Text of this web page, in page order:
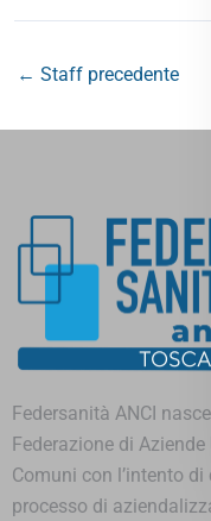
← Staff precedente
Federsanità ANCI
Federazione di
Comuni con l’intento
processo di